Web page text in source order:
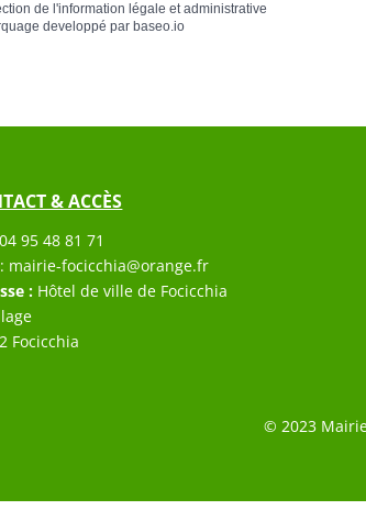
de l'information légale et administrative
developpé par baseo.io
& ACCÈS
04 95 48 81 71
: mairie-focicchia@orange.fr
: Hôtel de ville de Focicchia
Focicchia
© 2023